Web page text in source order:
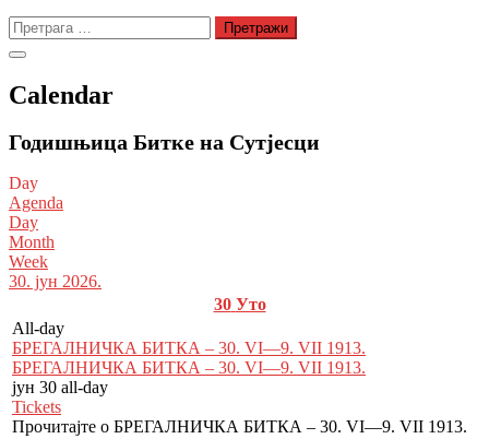
Претрага
за:
Calendar
Годишњица Битке на Сутјесци
Day
Agenda
Day
Month
Week
30. јун 2026.
30 Уто
All-day
БРЕГАЛНИЧКА БИТКА – 30. VI—9. VII 1913.
БРЕГАЛНИЧКА БИТКА – 30. VI—9. VII 1913.
јун 30 all-day
Tickets
Прочитајте о БРЕГАЛНИЧКА БИТКА – 30. VI—9. VII 1913.